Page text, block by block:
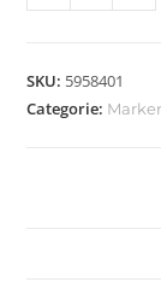
SKU: 5958401
Categorie: